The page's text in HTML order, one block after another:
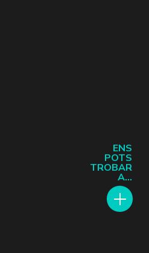
ENS
POTS
TROBAR
A...